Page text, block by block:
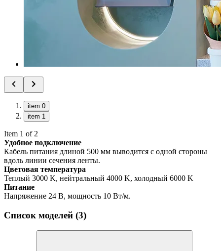
item 0
item 1
Item 1 of 2
Удобное подключение
Кабель питания длиной 500 мм выводится с одной стороны
вдоль линии сечения ленты.
Цветовая температура
Теплый 3000 K, нейтральный 4000 K, холодный 6000 K
Питание
Напряжение 24 В, мощность 10 Вт/м.
Список моделей (3)